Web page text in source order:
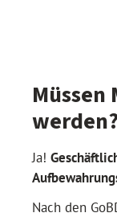
Ja!
Nach den